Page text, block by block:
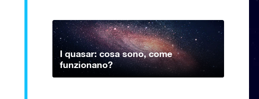
I quasar: cosa sono, come
funzionano?